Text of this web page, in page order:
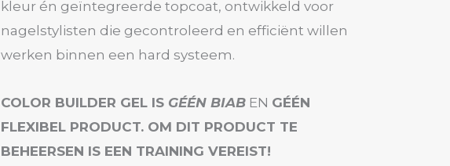
kleur én geïntegreerde topcoat, ontwikkeld voor
nagelstylisten die gecontroleerd en efficiënt willen
werken binnen een hard systeem.
COLOR BUILDER GEL IS GÉÉN BIAB EN GÉÉN
FLEXIBEL PRODUCT. OM DIT PRODUCT TE
BEHEERSEN IS EEN TRAINING VEREIST!